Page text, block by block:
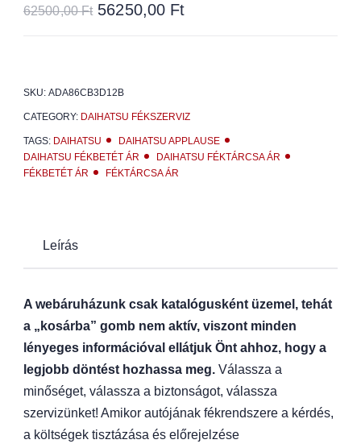
62500,00Ft 56250,00 Ft
SKU: ADA86CB3D12B
CATEGORY: DAIHATSU FÉKSZERVIZ
TAGS: DAIHATSU
DAIHATSU APPLAUSE
DAIHATSU FÉKBETÉT ÁR
DAIHATSU FÉKTÁRCSA ÁR
FÉKBETÉT ÁR
FÉKTÁRCSA ÁR
Leírás
A webáruházunk csak katalógusként üzemel, tehát
a „kosárba” gomb nem aktív, viszont minden
lényeges információval ellátjuk Önt ahhoz, hogy a
legjobb döntést hozhassa meg. Válassza a
minőséget, válassza a biztonságot, válassza
szervizünket! Amikor autójának fékrendszere a kérdés,
a költségek tisztázása és előrejelzése